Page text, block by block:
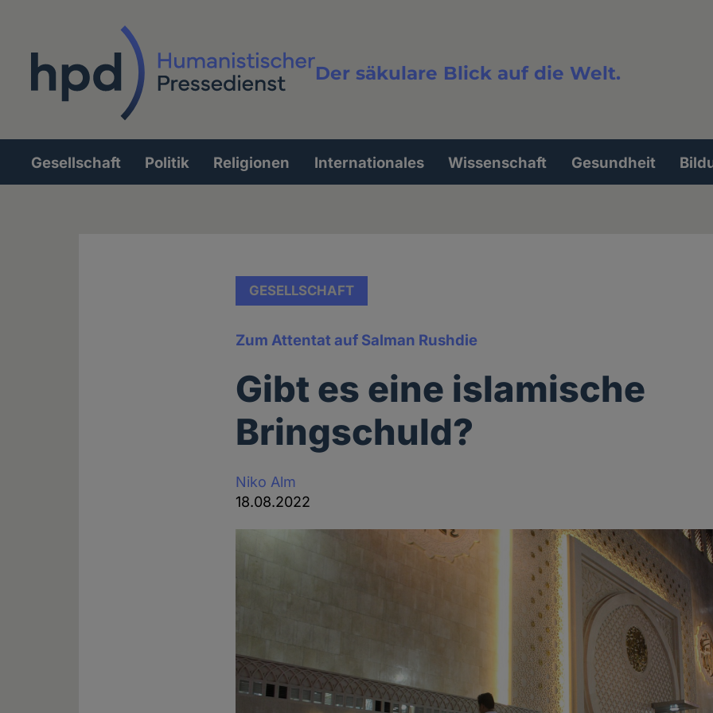
Der säkulare Blick auf die Welt.
Volltextsuche
Hauptnavigation
Gesellschaft Politik Religionen Internationales Wissenschaft Gesundheit
GESELLSCHAFT
Zum Attentat auf Salman Rushdie
Gibt es eine islamische
Bringschuld?
Niko Alm
18.08.2022